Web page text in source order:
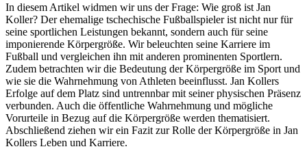
In diesem Artikel widmen wir uns der Frage: Wie groß ist Jan
Koller? Der ehemalige tschechische Fußballspieler ist nicht nur für
seine sportlichen Leistungen bekannt, sondern auch für seine
imponierende Körpergröße. Wir beleuchten seine Karriere im
Fußball und vergleichen ihn mit anderen prominenten Sportlern.
Zudem betrachten wir die Bedeutung der Körpergröße im Sport und
wie sie die Wahrnehmung von Athleten beeinflusst. Jan Kollers
Erfolge auf dem Platz sind untrennbar mit seiner physischen Präsenz
verbunden. Auch die öffentliche Wahrnehmung und mögliche
Vorurteile in Bezug auf die Körpergröße werden thematisiert.
Abschließend ziehen wir ein Fazit zur Rolle der Körpergröße in Jan
Kollers Leben und Karriere.